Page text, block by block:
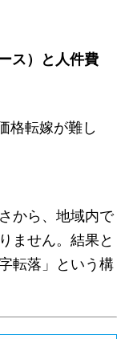
ス）と人件費
格転嫁が難し
から、地域内で
ません。結果と
転落」という構